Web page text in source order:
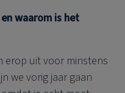
waarom is het
erop uit voor minstens
we vorig jaar gaan